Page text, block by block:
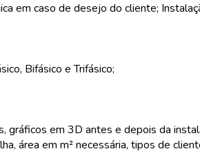
em caso de desejo do cliente;
Bifásico e Trifásico;
em 3D antes e depois da
área em m² necessária, tipos de